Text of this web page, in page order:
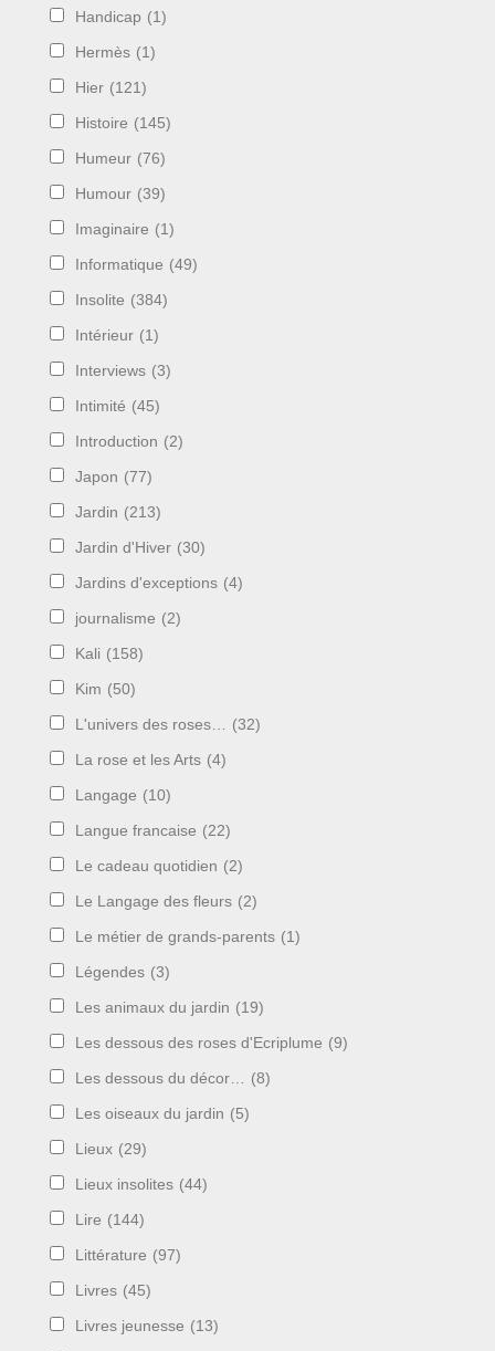
Handicap (1)
Hermès (1)
Hier (121)
Histoire (145)
Humeur (76)
Humour (39)
Imaginaire (1)
Informatique (49)
Insolite (384)
Intérieur (1)
Interviews (3)
Intimité (45)
Introduction (2)
Japon (77)
Jardin (213)
Jardin d'Hiver (30)
Jardins d'exceptions (4)
journalisme (2)
Kali (158)
Kim (50)
L'univers des roses… (32)
La rose et les Arts (4)
Langage (10)
Langue francaise (22)
Le cadeau quotidien (2)
Le Langage des fleurs (2)
Le métier de grands-parents (1)
Légendes (3)
Les animaux du jardin (19)
Les dessous des roses d'Ecriplume (9)
Les dessous du décor… (8)
Les oiseaux du jardin (5)
Lieux (29)
Lieux insolites (44)
Lire (144)
Littérature (97)
Livres (45)
Livres jeunesse (13)